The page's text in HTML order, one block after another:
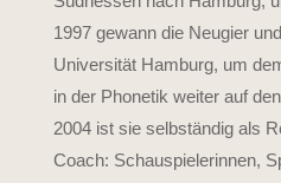
1997 gewann die Neugier
Universität Hamburg, um
in der Phonetik weiter auf
2004 ist sie selbständig als
Coach: Schauspielerinnen,